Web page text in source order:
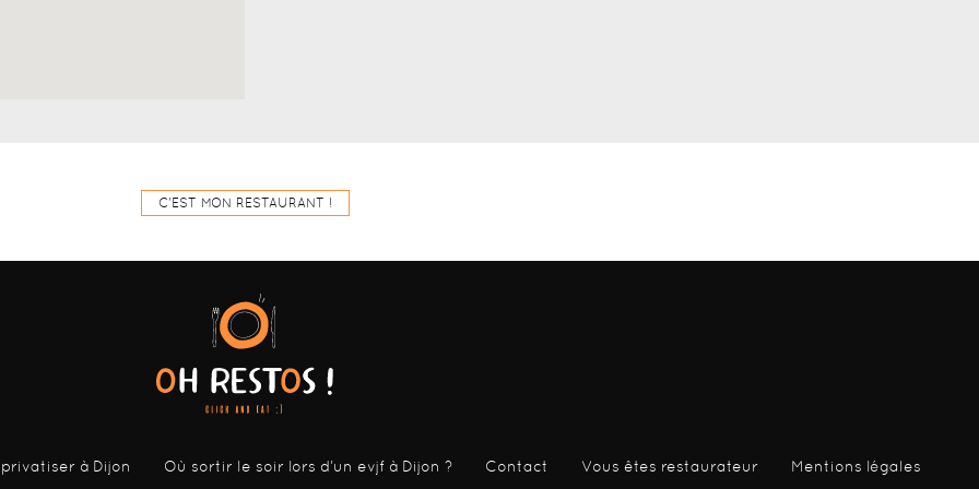
C'EST MON RESTAURANT !
à Dijon Où sortir le soir lors d’un evjf à Dijon ? Contact Vous êtes restaurateur Mentions légales